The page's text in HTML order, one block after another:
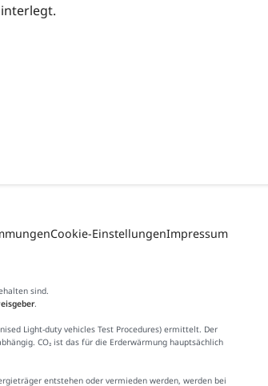
Cookie-EinstellungenImpressum
sind.
.
Light-duty vehicles Test Procedures) ermittelt. Der
CO₂ ist das für die Erderwärmung hauptsächlich
entstehen oder vermieden werden, werden bei